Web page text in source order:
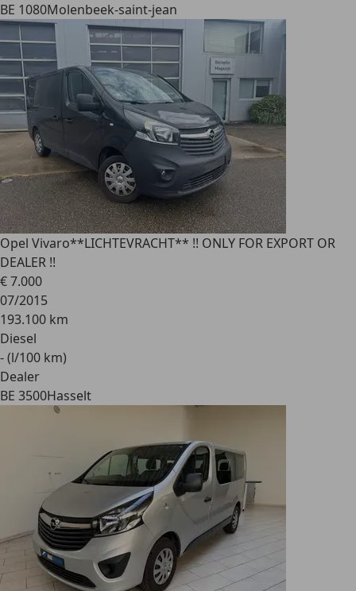
BE 1080Molenbeek-saint-jean
Opel Vivaro**LICHTEVRACHT** !! ONLY FOR EXPORT OR
DEALER !!
€ 7.000
07/2015
193.100 km
Diesel
- (l/100 km)
Dealer
BE 3500Hasselt